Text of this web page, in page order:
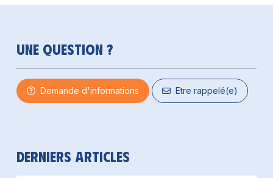
Une question ?
Demande d'informations Etre rappelé(e)
Derniers articles